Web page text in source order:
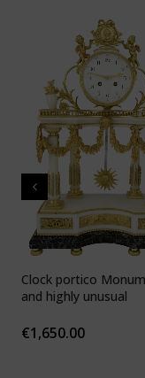
Clock portico
and highly unusual
€1,650.00